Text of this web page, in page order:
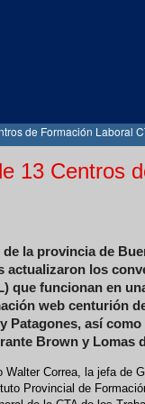
de Formación Laboral
13 Centros
la provincia de
actualizaron los
que funcionan en
web centurión
Patagones, así
Brown y Lomas
Correa, la jefa de
Provincial de